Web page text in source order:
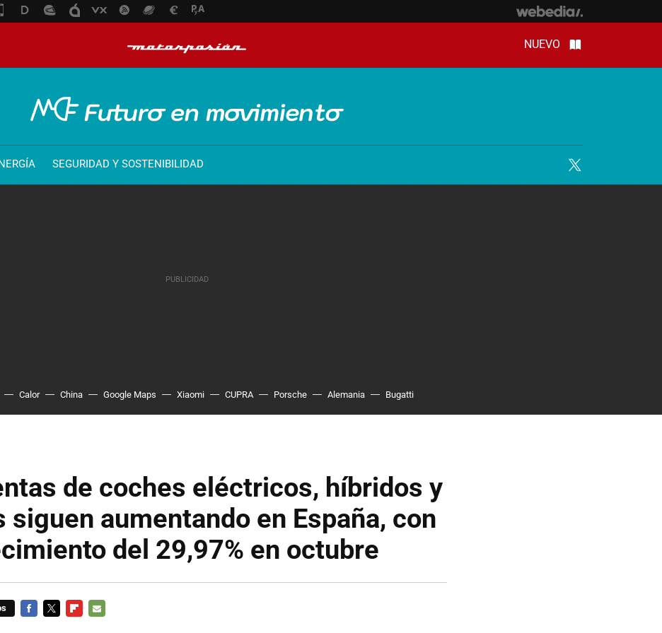
NUEVO
SEGURIDAD Y SOSTENIBILIDAD
Calor China Google Maps Xiaomi CUPRA Porsche Alemania Bugatti
de coches eléctricos, híbridos y
siguen aumentando en España, con
del 29,97% en octubre